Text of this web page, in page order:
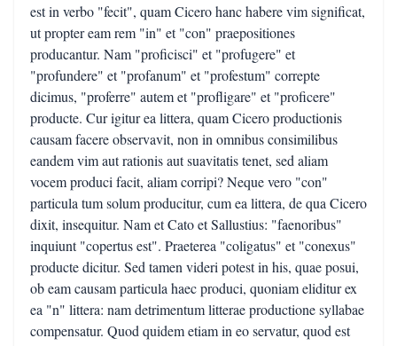
est in verbo "fecit", quam Cicero hanc habere vim significat,
ut propter eam rem "in" et "con" praepositiones
producantur. Nam "proficisci" et "profugere" et
"profundere" et "profanum" et "profestum" correpte
dicimus, "proferre" autem et "profligare" et "proficere"
producte. Cur igitur ea littera, quam Cicero productionis
causam facere observavit, non in omnibus consimilibus
eandem vim aut rationis aut suavitatis tenet, sed aliam
vocem produci facit, aliam corripi? Neque vero "con"
particula tum solum producitur, cum ea littera, de qua Cicero
dixit, insequitur. Nam et Cato et Sallustius: "faenoribus"
inquiunt "copertus est". Praeterea "coligatus" et "conexus"
producte dicitur. Sed tamen videri potest in his, quae posui,
ob eam causam particula haec produci, quoniam eliditur ex
ea "n" littera: nam detrimentum litterae productione syllabae
compensatur. Quod quidem etiam in eo servatur, quod est